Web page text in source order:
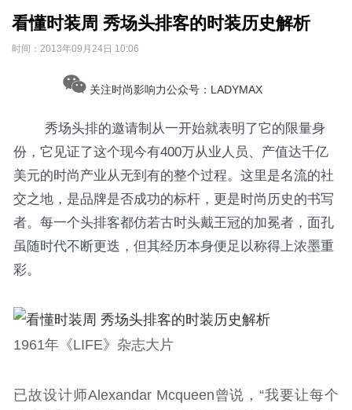
看懂时装周 秀场头排客的时装历史解析
时间： 2013年09月24日 10:06
关注时尚影响力公众号：LADYMAX
秀场头排的邀请制从一开始就表明了它的限量身
份，它见证了这个现今有400万从业人员、产值达千亿
美元的时尚产业从无到有的整个过程。这里是名流的社
交之地，是品牌是否成功的标杆，更是时尚历史的书写
者。每一个头排客都仿若古时头戴王冠的加冕者，面孔
虽随时代不断更迭，但其经历本身便足以称得上浓墨重
彩。
1961年《LIFE》杂志大片
已故设计师Alexandar Mcqueen曾说，“我要让每个